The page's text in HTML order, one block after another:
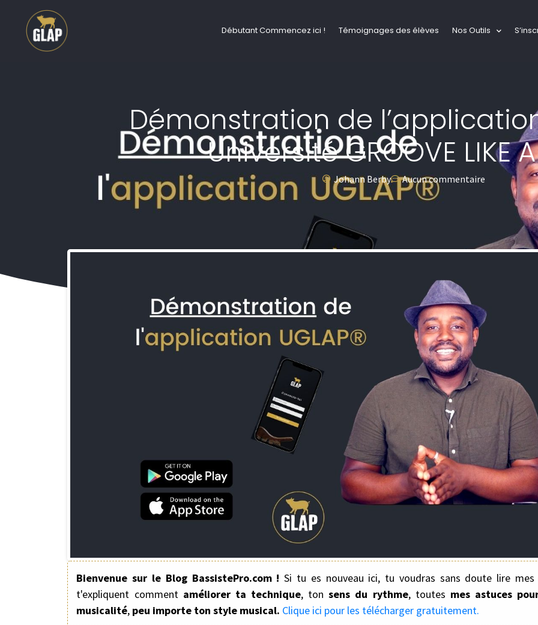
Débutant Commencez ici ! Témoignages des élèves Nos Outils
Démonstration de l’application
Université GROOVE LIKE
Johann Berby Aucun commentaire
Bienvenue sur le Blog BassistePro.com ! Si tu es nouveau ici, tu voudras sans doute lire mes
t'expliquent comment améliorer ta technique, tonsens du rythme, toutes mes astuces
musicalité, peu importe ton style musical. Clique ici pour les télécharger gratuitement.